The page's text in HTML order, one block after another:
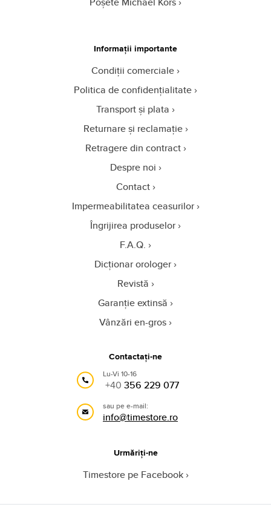
Informații importante
Condiții comerciale
Politica de confidențialitate
Transport și plata
Returnare și reclamație
Retragere din contract
Despre noi
Contact
Impermeabilitatea ceasurilor
Îngrijirea produselor
F.A.Q.
Dicționar orologer
Revistă
Garanție extinsă
Vânzări en-gros
Contactați-ne
Lu-Vi 10-16
+40 356 229 077
sau pe e-mail:
info@timestore.ro
Urmăriți-ne
Timestore pe Facebook